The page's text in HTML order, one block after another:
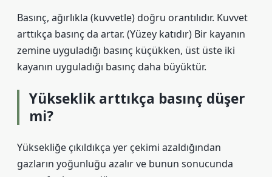
Basınç, ağırlıkla (kuvvetle) doğru orantılıdır. Kuvvet
arttıkça basınç da artar. (Yüzey katıdır) Bir kayanın
zemine uyguladığı basınç küçükken, üst üste iki
kayanın uyguladığı basınç daha büyüktür.
Yükseklik arttıkça basınç düşer
mi?
Yüksekliğe çıkıldıkça yer çekimi azaldığından
gazların yoğunluğu azalır ve bunun sonucunda